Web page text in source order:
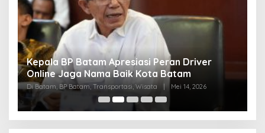
Kepala BP Batam Apresiasi Peran Driver
Online Jaga Nama Baik Kota Batam
Di Batam, BP Batam, Transportasi, Wisata | Mei 14, 2026